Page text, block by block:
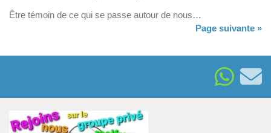
Être témoin de ce qui se passe autour de nous…
Page suivante »